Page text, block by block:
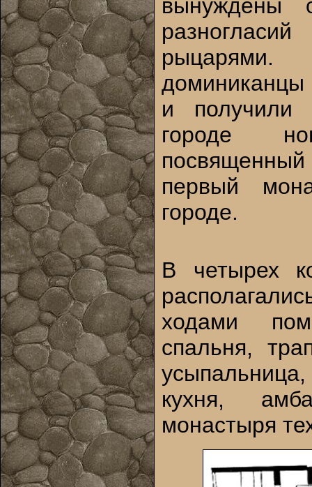
вынуждены
доминиканцы
и получили
городе
первый
городе.
В четырех
ходами
спальня,
кухня,
монастыря